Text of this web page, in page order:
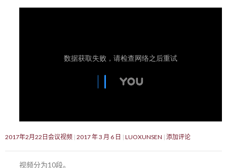
2017年2月22日会议视频 2017 年 3 月 6 日 LUOXUNSEN 添加评论
视频分为10段。